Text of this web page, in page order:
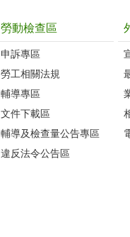
勞動檢查區
申訴專區
勞工相關法規
輔導專區
文件下載區
輔導及檢查量公告專區
違反法令公告區